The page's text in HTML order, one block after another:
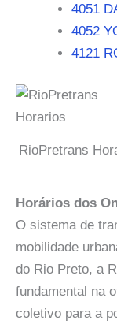
4051
4052
4121
RioPretrans
Horários dos
O sistema de
mobilidade
do Rio Preto, a
fundamental na
coletivo para a